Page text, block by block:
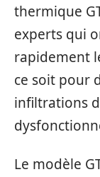
thermique
experts qui
rapidement
ce soit pour
infiltrations
Le modèle